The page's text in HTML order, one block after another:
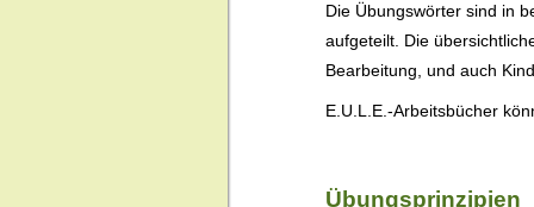
Die Übungswörter sind in
aufgeteilt. Die
Bearbeitung, und auch
E.U.L.E.-Arbeitsbücher
Übungsprinzipien